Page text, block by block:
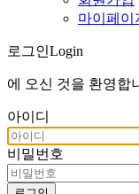
마이페이
로그인Login
에 오신 것을 환영합
아이디
비밀번호